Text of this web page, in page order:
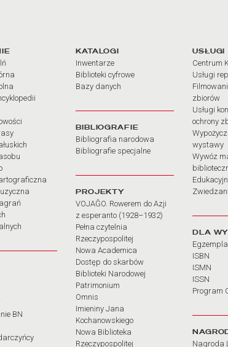
najważniejszych
BN
KATALOGI
Inwentarze
Biblioteki cyfrowe
Bazy danych
BIBLIOGRAFIE
Bibliografia narodowa
Bibliografie specjalne
PROJEKTY
VOJAĜO. Rowerem do Azji
z esperanto (1928–1932)
Pełna czytelnia
Rzeczypospolitej
Nowa Academica
Dostęp do skarbów
Biblioteki Narodowej
Patrimonium
Omnis
Imieniny Jana
Kochanowskiego
Nowa Biblioteka
Rzeczypospolitej
USŁUGI
Centrum
Usługi
zbiorów
Usługi
ochrony
wystawy
Wywóz
DLA
ISBN
ISMN
ISSN
Program
Nagroda